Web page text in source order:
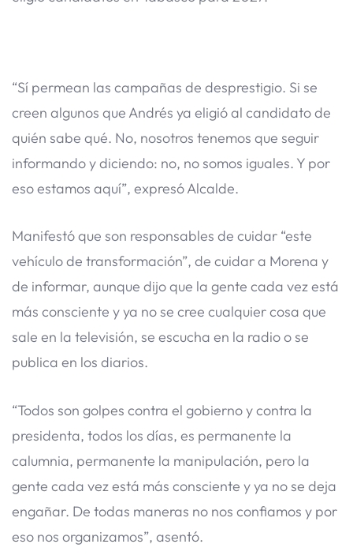
“Sí permean las campañas de desprestigio. Si se
creen algunos que Andrés ya eligió al candidato de
quién sabe qué. No, nosotros tenemos que seguir
informando y diciendo: no, no somos iguales. Y por
eso estamos aquí”, expresó Alcalde.
Manifestó que son responsables de cuidar “este
vehículo de transformación”, de cuidar a Morena y
de informar, aunque dijo que la gente cada vez está
más consciente y ya no se cree cualquier cosa que
sale en la televisión, se escucha en la radio o se
publica en los diarios.
“Todos son golpes contra el gobierno y contra la
presidenta, todos los días, es permanente la
calumnia, permanente la manipulación, pero la
gente cada vez está más consciente y ya no se deja
engañar. De todas maneras no nos confiamos y por
eso nos organizamos”, asentó.